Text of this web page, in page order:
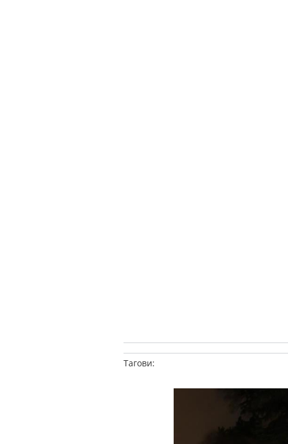
Тагови: